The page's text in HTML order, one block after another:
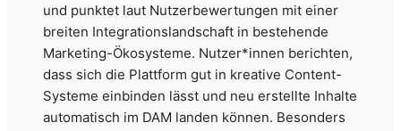
und punktet laut Nutzerbewertungen mit einer
breiten Integrationslandschaft in bestehende
Marketing-Ökosysteme. Nutzer*innen berichten,
dass sich die Plattform gut in kreative Content-
Systeme einbinden lässt und neu erstellte Inhalte
automatisch im DAM landen können. Besonders